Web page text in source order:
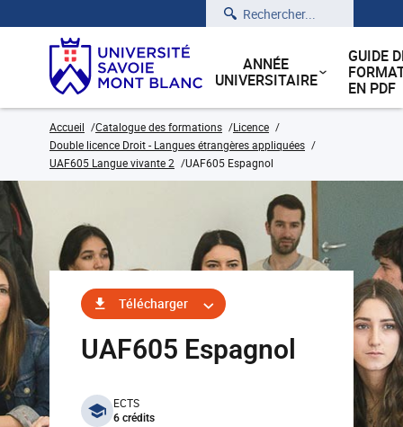
Rechercher
ANNÉE
UNIVERSITAIRE
GUIDE
EN PDF
Accueil Catalogue des formations
Licence
Double licence Droit - Langues étrangères appliquées
UAF605 Langue vivante 2
UAF605 Espagnol
Télécharger
UAF605 Espagnol
benefits
ECTS
6 crédits